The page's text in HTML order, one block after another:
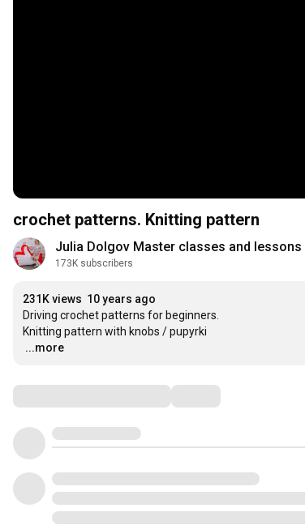
crochet patterns. Knitting pattern
Julia Dolgov Master classes and lessons
173K subscribers
231K views 10 years ago
Driving crochet patterns for beginners.
…
...more